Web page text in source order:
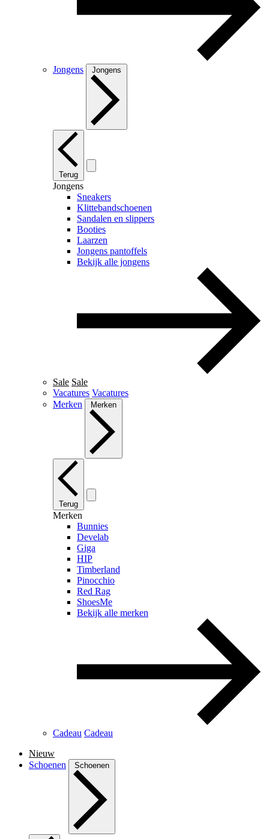
Jongens Jongens
Terug
Jongens
Sneakers
Klittebandschoenen
Sandalen en slippers
Booties
Laarzen
Jongens pantoffels
Bekijk alle jongens
Sale Sale
Vacatures Vacatures
Merken
Merken
Terug
Merken
Bunnies
Develab
Giga
HIP
Timberland
Pinocchio
Red Rag
ShoesMe
Bekijk alle merken
Cadeau Cadeau
Nieuw
Schoenen
Schoenen